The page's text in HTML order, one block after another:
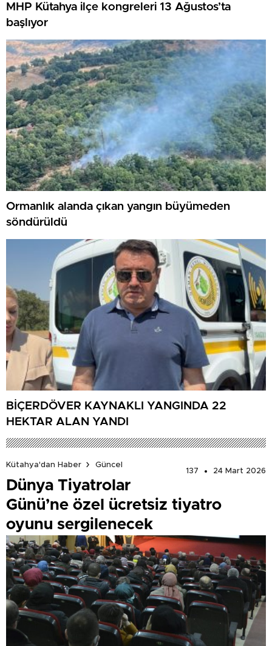
MHP Kütahya ilçe kongreleri 13 Ağustos’ta
başlıyor
Ormanlık alanda çıkan yangın büyümeden
söndürüldü
BİÇERDÖVER KAYNAKLI YANGINDA 22
HEKTAR ALAN YANDI
Kütahya'dan Haber
Güncel
137
24 Mart 2026
Dünya Tiyatrolar
Günü’ne özel ücretsiz tiyatro
oyunu sergilenecek